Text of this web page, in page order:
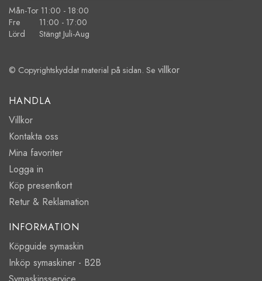
Mån-Tor 11:00 - 18:00
Fre 11:00 - 17:00
Lörd Stängt Juli-Aug
© Copyrightskyddat material på sidan. Se villkor
HANDLA
Villkor
Kontakta oss
Mina favoriter
Logga in
Köp presentkort
Retur & Reklamation
INFORMATION
Köpguide symaskin
Inköp symaskiner - B2B